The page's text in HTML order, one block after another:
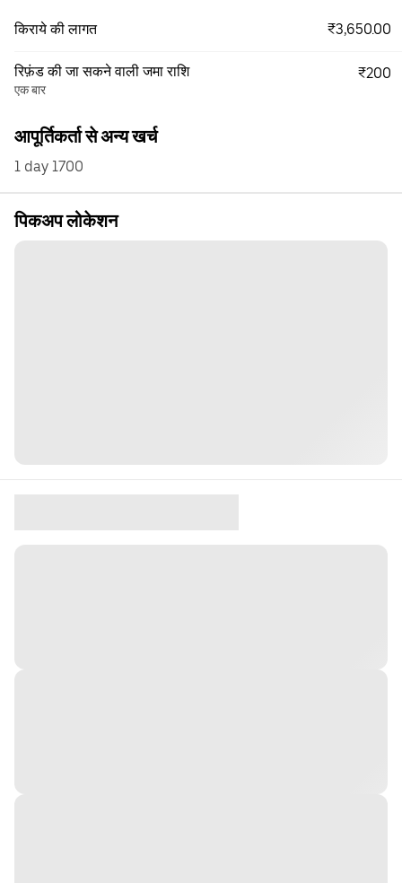
किराये की लागत ₹3,650.00
रिफ़ंड की जा सकने वाली जमा राशि
एक बार
₹200
आपूर्तिकर्ता से अन्य खर्च
1 day 1700
पिकअप लोकेशन